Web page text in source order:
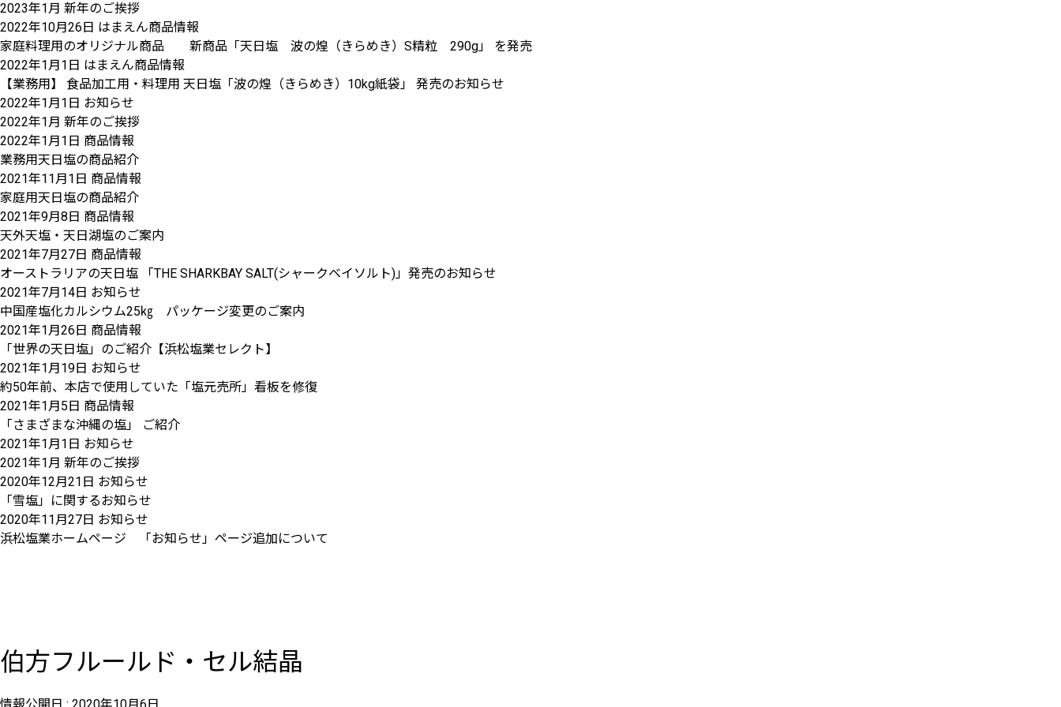
2023年1月 新年のご挨拶
2022年10月26日 はまえん商品情報
家庭料理用のオリジナル商品 新商品「天日塩 波の煌（きらめき）S精粒 290g」 を発売
2022年1月1日 はまえん商品情報
【業務用】 食品加工用・料理用 天日塩「波の煌（きらめき）10kg紙袋」 発売のお知らせ
2022年1月1日 お知らせ
2022年1月 新年のご挨拶
2022年1月1日 商品情報
業務用天日塩の商品紹介
2021年11月1日 商品情報
家庭用天日塩の商品紹介
2021年9月8日 商品情報
天外天塩・天日湖塩のご案内
2021年7月27日 商品情報
オーストラリアの天日塩 「THE SHARKBAY SALT(シャークベイソルト)」発売のお知らせ
2021年7月14日 お知らせ
中国産塩化カルシウム25㎏ パッケージ変更のご案内
2021年1月26日 商品情報
「世界の天日塩」のご紹介【浜松塩業セレクト】
2021年1月19日 お知らせ
約50年前、本店で使用していた「塩元売所」看板を修復
2021年1月5日 商品情報
「さまざまな沖縄の塩」 ご紹介
2021年1月1日 お知らせ
2021年1月 新年のご挨拶
2020年12月21日 お知らせ
「雪塩」に関するお知らせ
2020年11月27日 お知らせ
浜松塩業ホームページ 「お知らせ」ページ追加について
伯方フルールド・セル結晶